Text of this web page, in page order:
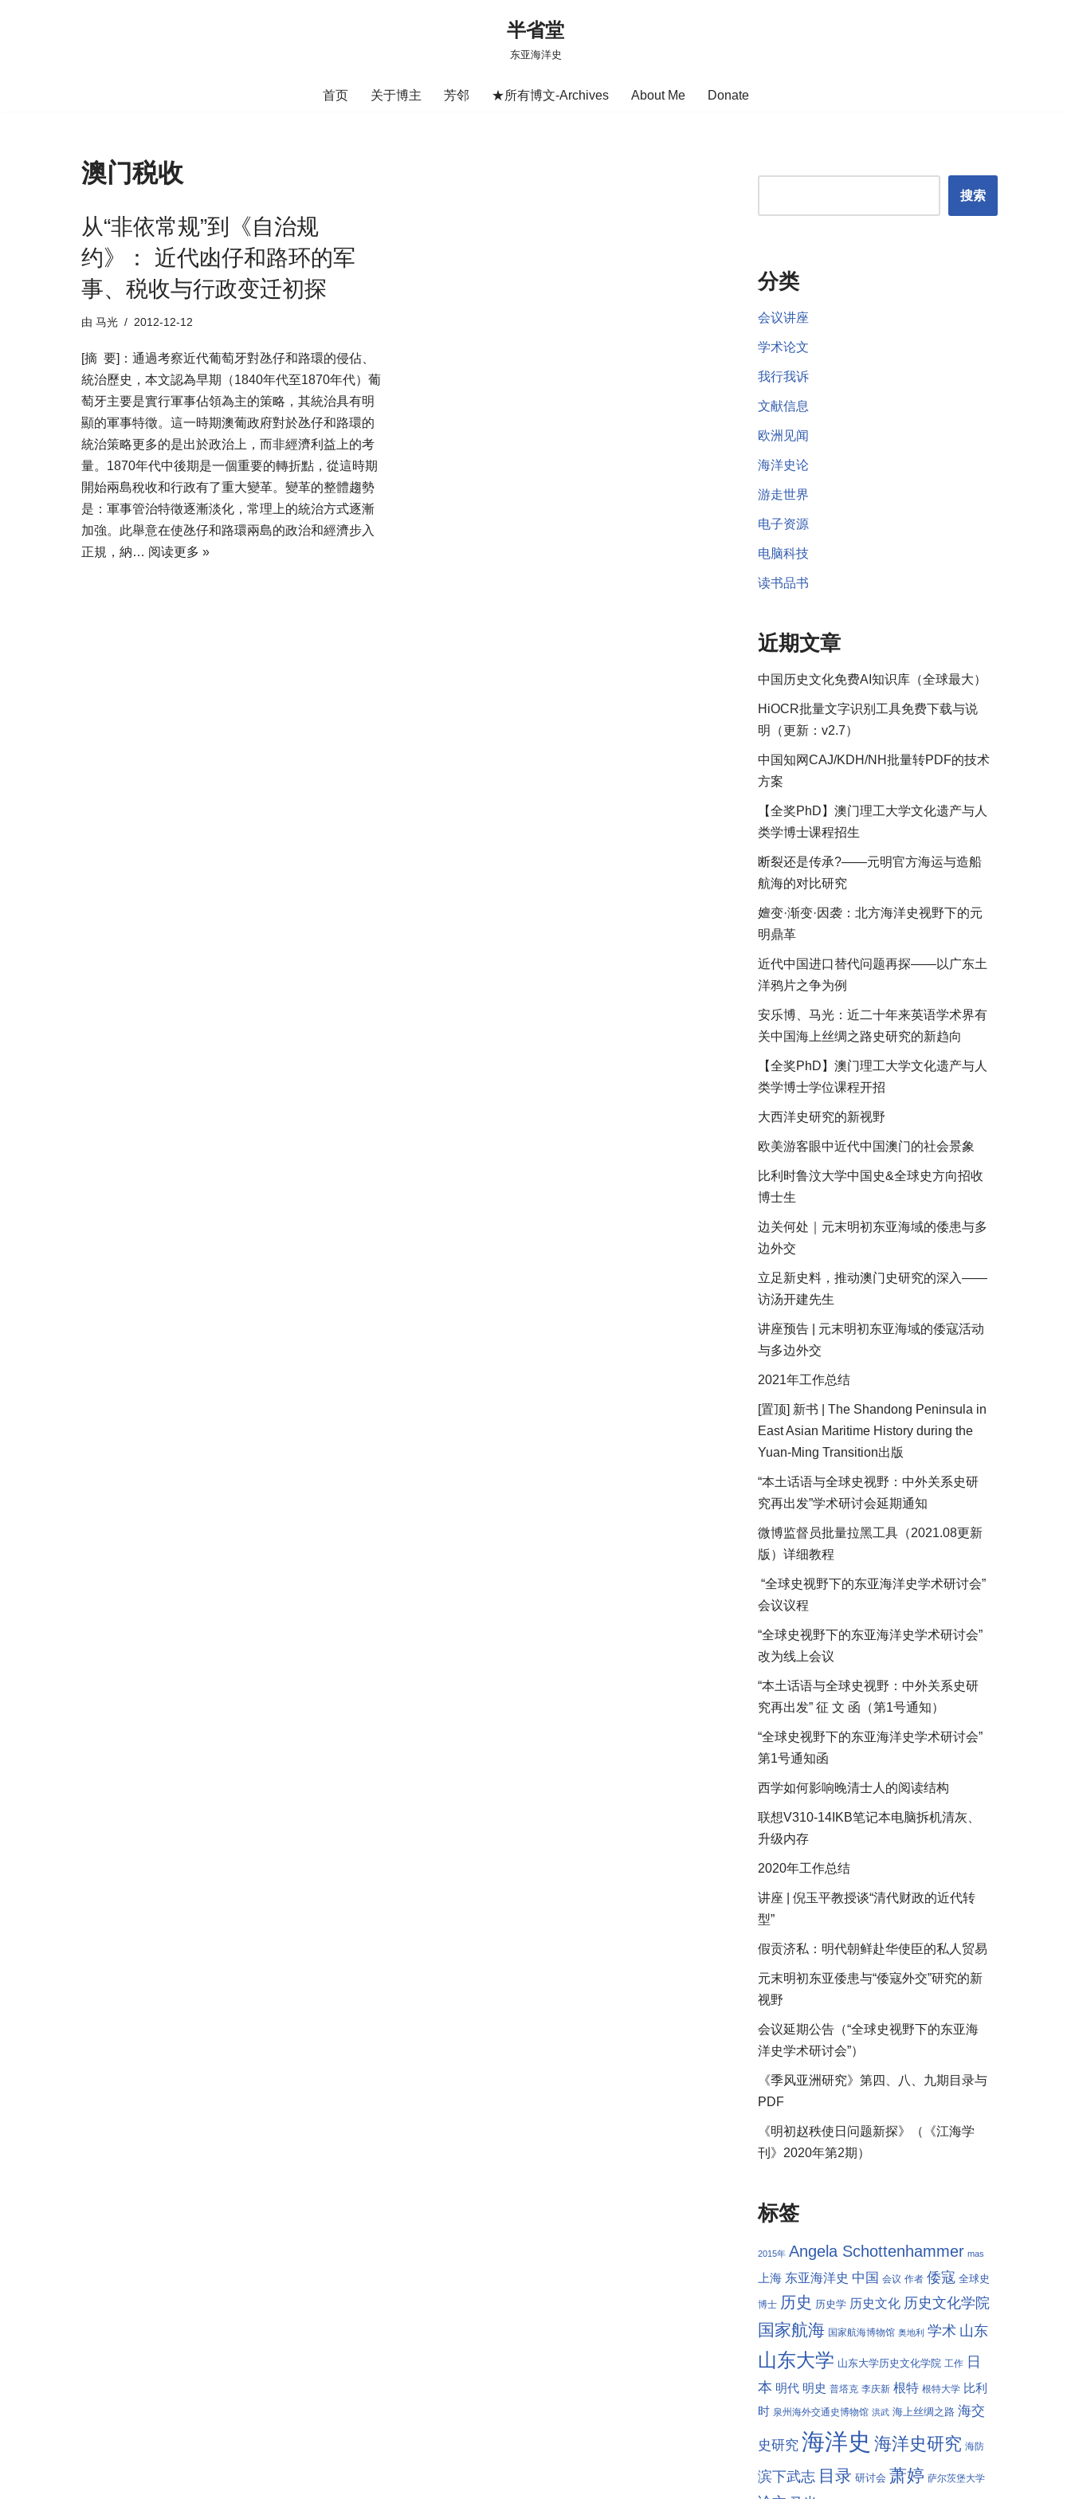
半省堂
东亚海洋史
首页 关于博主 芳邻 ★所有博文-Archives About Me Donate
澳门税收
从“非依常规”到《自治规
约》： 近代凼仔和路环的军
事、税收与行政变迁初探
由 马光 2012-12-12
[摘 要]：通過考察近代葡萄牙對氹仔和路環的侵佔、
統治歷史，本文認為早期（1840年代至1870年代）葡
萄牙主要是實行軍事佔領為主的策略，其統治具有明
顯的軍事特徵。這一時期澳葡政府對於氹仔和路環的
統治策略更多的是出於政治上，而非經濟利益上的考
量。1870年代中後期是一個重要的轉折點，從這時期
開始兩島稅收和行政有了重大變革。變革的整體趨勢
是：軍事管治特徵逐漸淡化，常理上的統治方式逐漸
加強。此舉意在使氹仔和路環兩島的政治和經濟步入
正規，納… 阅读更多 »
搜索
分类
会议讲座
学术论文
我行我诉
文献信息
欧洲见闻
海洋史论
游走世界
电子资源
电脑科技
读书品书
近期文章
中国历史文化免费AI知识库（全球最大）
HiOCR批量文字识别工具免费下载与说
明（更新：v2.7）
中国知网CAJ/KDH/NH批量转PDF的技术
方案
【全奖PhD】澳门理工大学文化遗产与人
类学博士课程招生
断裂还是传承?——元明官方海运与造船
航海的对比研究
嬗变·渐变·因袭：北方海洋史视野下的元
明鼎革
近代中国进口替代问题再探——以广东土
洋鸦片之争为例
安乐博、马光：近二十年来英语学术界有
关中国海上丝绸之路史研究的新趋向
【全奖PhD】澳门理工大学文化遗产与人
类学博士学位课程开招
大西洋史研究的新视野
欧美游客眼中近代中国澳门的社会景象
比利时鲁汶大学中国史&全球史方向招收
博士生
边关何处｜元末明初东亚海域的倭患与多
边外交
立足新史料，推动澳门史研究的深入——
访汤开建先生
讲座预告 | 元末明初东亚海域的倭寇活动
与多边外交
2021年工作总结
[置顶] 新书 | The Shandong Peninsula in
East Asian Maritime History during the
Yuan-Ming Transition出版
“本土话语与全球史视野：中外关系史研
究再出发”学术研讨会延期通知
微博监督员批量拉黑工具（2021.08更新
版）详细教程
“全球史视野下的东亚海洋史学术研讨会”
会议议程
“全球史视野下的东亚海洋史学术研讨会”
改为线上会议
“本土话语与全球史视野：中外关系史研
究再出发” 征 文 函（第1号通知）
“全球史视野下的东亚海洋史学术研讨会”
第1号通知函
西学如何影响晚清士人的阅读结构
联想V310-14IKB笔记本电脑拆机清灰、
升级内存
2020年工作总结
讲座 | 倪玉平教授谈“清代财政的近代转
型”
假贡济私：明代朝鲜赴华使臣的私人贸易
元末明初东亚倭患与“倭寇外交”研究的新
视野
会议延期公告（“全球史视野下的东亚海
洋史学术研讨会”）
《季风亚洲研究》第四、八、九期目录与
PDF
《明初赵秩使日问题新探》（《江海学
刊》2020年第2期）
标签
2015年 Angela Schottenhammer mas
上海 东亚海洋史 中国 会议 作者 倭寇 全球史
博士 历史 历史学 历史文化 历史文化学院
国家航海 国家航海博物馆 奥地利 学术 山东
山东大学 山东大学历史文化学院 工作 日
本 明代 明史 普塔克 李庆新 根特 根特大学 比利
时 泉州海外交通史博物馆 洪武 海上丝绸之路 海交
史研究 海洋史 海洋史研究 海防
滨下武志 目录 研讨会 萧婷 萨尔茨堡大学